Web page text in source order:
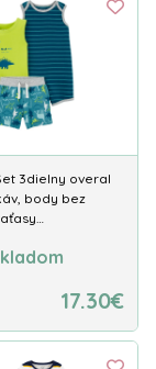
3dielny overal
body bez
17.30€